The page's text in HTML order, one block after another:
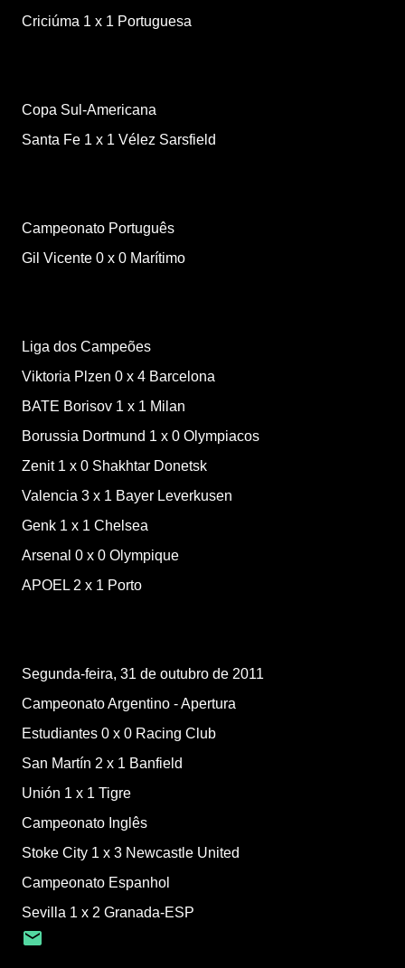
Criciúma 1 x 1 Portuguesa
Copa Sul-Americana
Santa Fe 1 x 1 Vélez Sarsfield
Campeonato Português
Gil Vicente 0 x 0 Marítimo
Liga dos Campeões
Viktoria Plzen 0 x 4 Barcelona
BATE Borisov 1 x 1 Milan
Borussia Dortmund 1 x 0 Olympiacos
Zenit 1 x 0 Shakhtar Donetsk
Valencia 3 x 1 Bayer Leverkusen
Genk 1 x 1 Chelsea
Arsenal 0 x 0 Olympique
APOEL 2 x 1 Porto
Segunda-feira, 31 de outubro de 2011
Campeonato Argentino - Apertura
Estudiantes 0 x 0 Racing Club
San Martín 2 x 1 Banfield
Unión 1 x 1 Tigre
Campeonato Inglês
Stoke City 1 x 3 Newcastle United
Campeonato Espanhol
Sevilla 1 x 2 Granada-ESP